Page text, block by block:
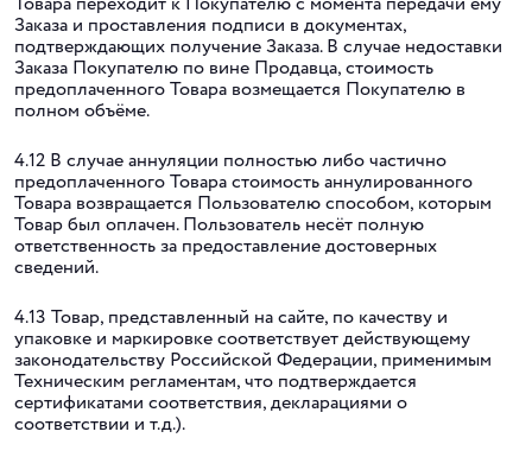
Заказа и проставления подписи в документах,
подтверждающих получение Заказа. В случае недоставки
Заказа Покупателю по вине Продавца, стоимость
предоплаченного Товара возмещается Покупателю в
полном объёме.
4.12 В случае аннуляции полностью либо частично
предоплаченного Товара стоимость аннулированного
Товара возвращается Пользователю способом, которым
Товар был оплачен. Пользователь несёт полную
ответственность за предоставление достоверных
сведений.
4.13 Товар, представленный на сайте, по качеству и
упаковке и маркировке соответствует действующему
законодательству Российской Федерации, применимым
Техническим регламентам, что подтверждается
сертификатами соответствия, декларациями о
соответствии и т.д.).